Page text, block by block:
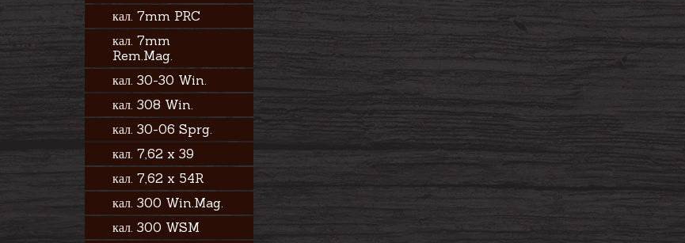
кал. 7mm PRC
кал. 7mm
Rem.Mag.
кал. 30-30 Win.
кал. 308 Win.
кал. 30-06 Sprg.
кал. 7,62 x 39
кал. 7,62 x 54R
кал. 300 Win.Mag.
кал. 300 WSM